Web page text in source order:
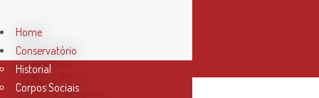
Home
Conservatório
Historial
Corpos Sociais